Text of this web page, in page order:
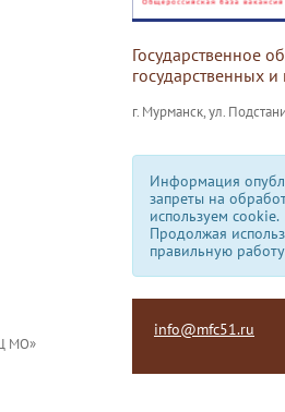
Государственное
государственных
г. Мурманск, ул.
Информация
запреты на
используем сookie.
Продолжая
правильную
МО»
info@mfc51.ru